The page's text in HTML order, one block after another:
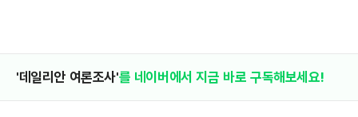
'데일리안 여론조사'를 네이버에서 지금 바로 구독해보세요!